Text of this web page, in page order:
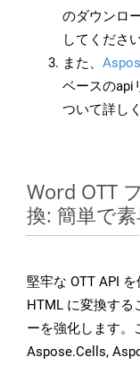
のダウンロ
してください
また、
ベースのapi
ついて詳し
Word OTT
換: 簡単で
堅牢な OTT API
HTML に変換する
ーを強化します。
Aspose.Cells,